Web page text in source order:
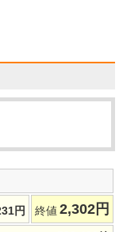
円 終値 2,302 円